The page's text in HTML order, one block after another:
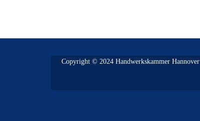
Copyright © 2024 Handwerkskammer Hannover